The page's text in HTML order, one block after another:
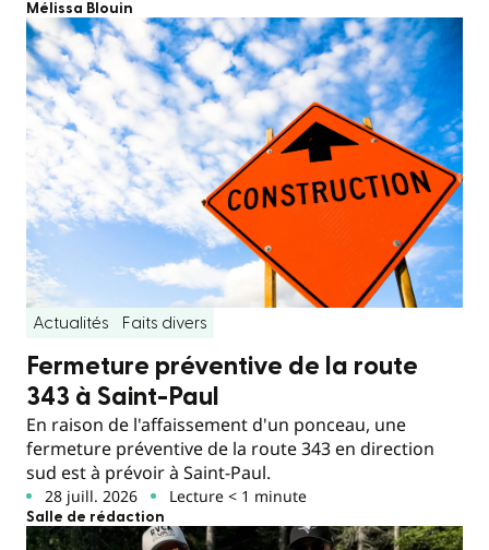
Mélissa Blouin
Actualités Faits divers
Fermeture préventive de la route
343 à Saint-Paul
En raison de l'affaissement d'un ponceau, une
fermeture préventive de la route 343 en direction
sud est à prévoir à Saint-Paul.
28 juill. 2026 Lecture < 1 minute
Salle de rédaction